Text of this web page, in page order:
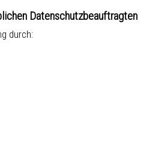
Datenschutzbeauftragten
durch: